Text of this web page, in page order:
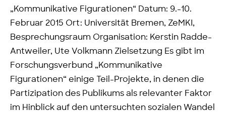
„Kommunikative Figurationen“ Datum: 9.-10.
Februar 2015 Ort: Universität Bremen, ZeMKI,
Besprechungsraum Organisation: Kerstin Radde-
Antweiler, Ute Volkmann Zielsetzung Es gibt im
Forschungsverbund „Kommunikative
Figurationen“ einige Teil-Projekte, in denen die
Partizipation des Publikums als relevanter Faktor
im Hinblick auf den untersuchten sozialen Wandel